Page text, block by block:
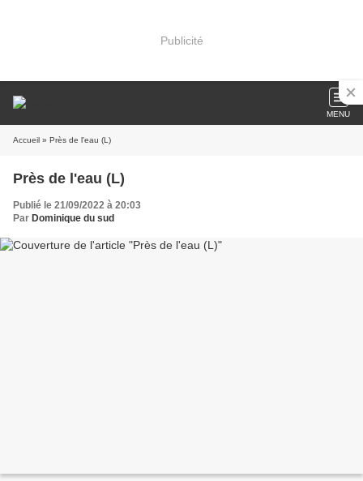
Publicité
MENU
Accueil » Près de l'eau (L)
Près de l'eau (L)
Publié le 21/09/2022 à 20:03
Par Dominique du sud